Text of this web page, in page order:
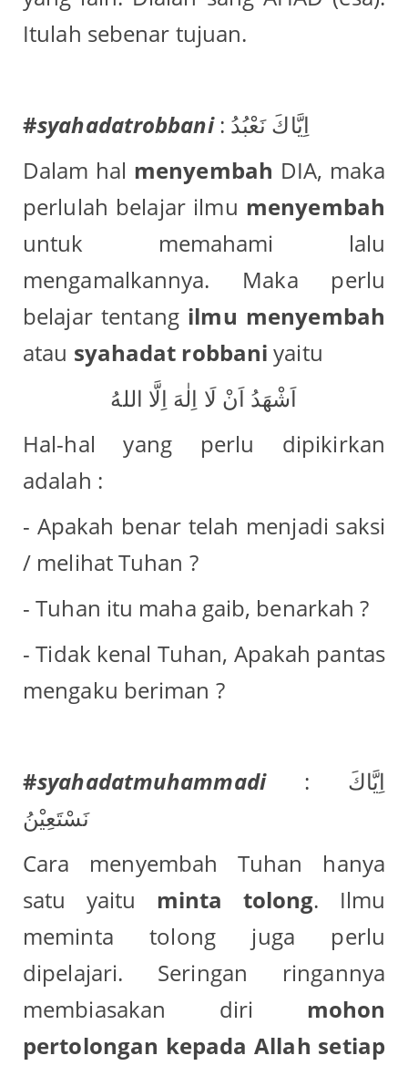
Itulah sebenar tujuan.
#syahadatrobbani : اِيَّاكَ نَعْبُدُ
Dalam hal menyembah DIA, maka
perlulah belajar ilmu menyembah
untuk memahami lalu
mengamalkannya. Maka perlu
belajar tentang ilmu menyembah
atau syahadat robbani yaitu
اَشْهَدُ اَنْ لَا اِلٰهَ اِلَّا اللهُ
Hal-hal yang perlu dipikirkan
adalah :
- Apakah benar telah menjadi saksi
/ melihat Tuhan ?
- Tuhan itu maha gaib, benarkah ?
- Tidak kenal Tuhan, Apakah pantas
mengaku beriman ?
#syahadatmuhammadi: اِيَّاكَ
نَسْتَعِيْنُ
Cara menyembah Tuhan hanya
satu yaitu minta tolong. Ilmu
meminta tolong juga perlu
dipelajari. Seringan ringannya
membiasakan diri mohon
pertolongan kepada Allah setiap